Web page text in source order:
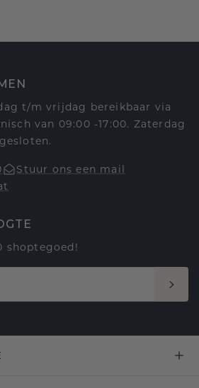
t/m vrijdag bereikbaar via
van 09:00 -17:00. Zaterdag
Stuur ons een mail
shoptegoed!